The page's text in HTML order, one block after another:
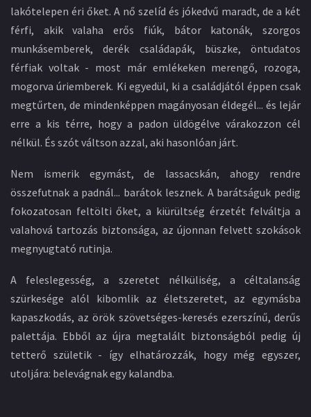
lakótelepen éri őket. A nő szelíd és jókedvű maradt, de a két
férfi, akik valaha erős fiúk, bátor katonák, szorgos
munkásemberek, derék családapák, büszke, öntudatos
férfiak voltak - most már emlékeken merengő, rozoga,
mogorva úriemberek. Ki egyedül, ki a családjától éppen csak
megtűrten, de mindenképpen magányosan éldegél... és lejár
erre a kis térre, hogy a padon üldögélve várakozzon cél
nélkül. És szót váltson azzal, aki hasonlóan járt.
Nem ismerik egymást, de lassacskán, ahogy rendre
összefutnak a padnál... barátok lesznek. A barátságuk pedig
fokozatosan feltölti őket, a kiürültség érzetét felváltja a
valahová tartozás biztonsága, az újonnan felvett szokások
megnyugtató rutinja.
A feleslegesség, a szeretet nélküliség, a céltalanság
szürkesége alól kibomlik az életszeretet, az egymásba
kapaszkodás, az örök szövetséges-keresés ezerszínű, derűs
palettája. Ebből az újra megtalált biztonságból pedig új
tetterő születik - így elhatározzák, hogy még egyszer,
utoljára: belevágnak egy kalandba.